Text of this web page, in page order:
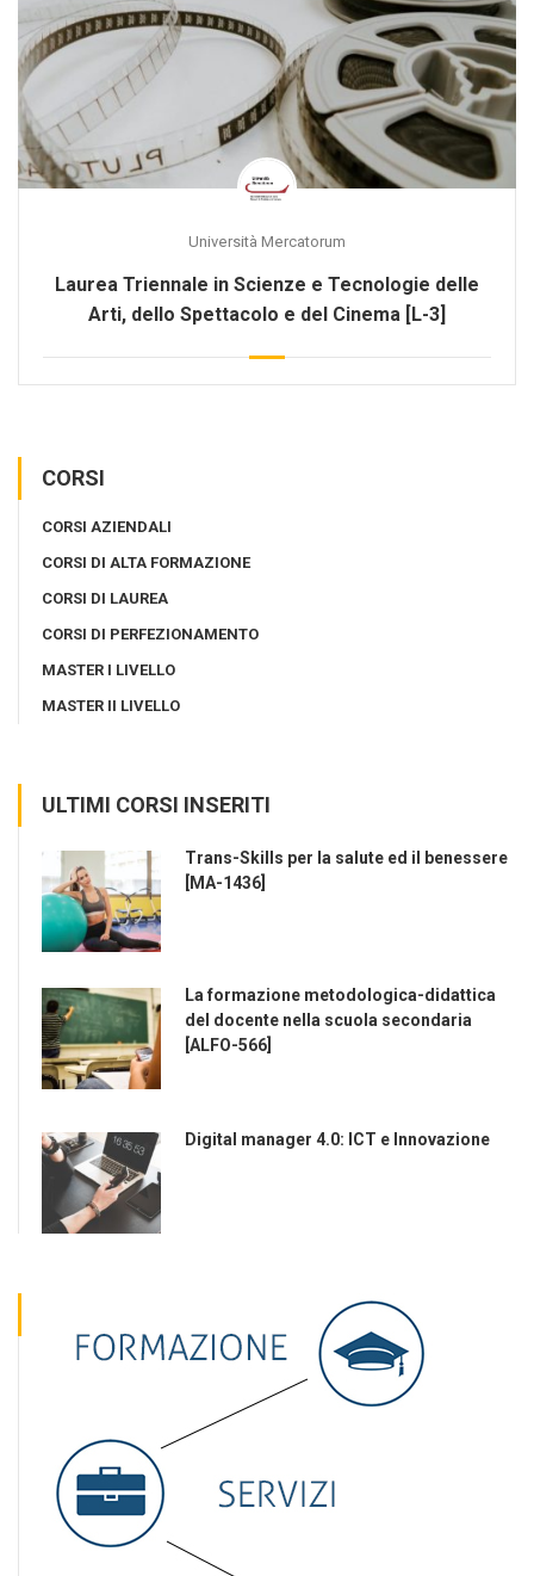
Università Mercatorum
Laurea Triennale in Scienze e Tecnologie delle
Arti, dello Spettacolo e del Cinema [L-3]
CORSI
CORSI AZIENDALI
CORSI DI ALTA FORMAZIONE
CORSI DI LAUREA
CORSI DI PERFEZIONAMENTO
MASTER I LIVELLO
MASTER II LIVELLO
ULTIMI CORSI INSERITI
Trans-Skills per la salute ed il benessere
[MA-1436]
La formazione metodologica-didattica
del docente nella scuola secondaria
[ALFO-566]
Digital manager 4.0: ICT e Innovazione